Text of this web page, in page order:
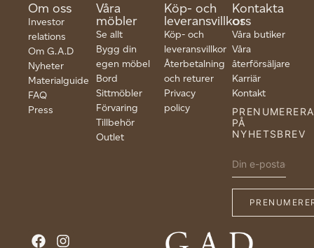
Om oss
Investor
relations
Om G.A.D
Nyheter
Materialguide
FAQ
Press
Våra
möbler
Se allt
Bygg din
egen möbel
Bord
Sittmöbler
Förvaring
Tillbehör
Outlet
Köp- och
leveransvillkor
Köp- och
leveransvillkor
Återbetalning
och returer
Privacy
policy
Kontakta
oss
Våra butiker
Våra
återförsäljare
Karriär
Kontakt
PRENUMERERA
PÅ
NYHETSBREV